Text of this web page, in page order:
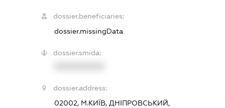
dossier.beneficiaries:
dossier.missingData
dossier.smida:
dossier.address:
02002, М.КИЇВ, ДНІПРОВСЬКИЙ,